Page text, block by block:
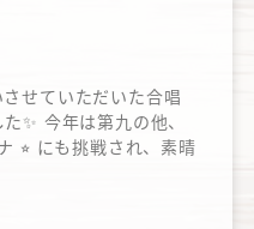
せていただいた合唱
✨ 今年は第九の他、
⭐︎ にも挑戦され、素晴